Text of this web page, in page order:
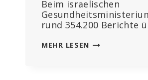
Beim israelischen
rund 354.200 Berichte
MEHR LESEN ISRAEL